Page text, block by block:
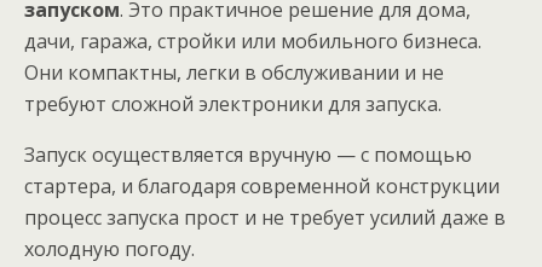
запуском. Это практичное решение для дома,
дачи, гаража, стройки или мобильного бизнеса.
Они компактны, легки в обслуживании и не
требуют сложной электроники для запуска.
Запуск осуществляется вручную — с помощью
стартера, и благодаря современной конструкции
процесс запуска прост и не требует усилий даже в
холодную погоду.